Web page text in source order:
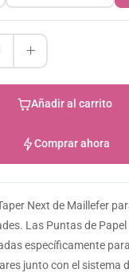
Añadir al carrito
Comprar ahora
Next de Maillefer
Las Puntas de
específicamente
junto con el sistema